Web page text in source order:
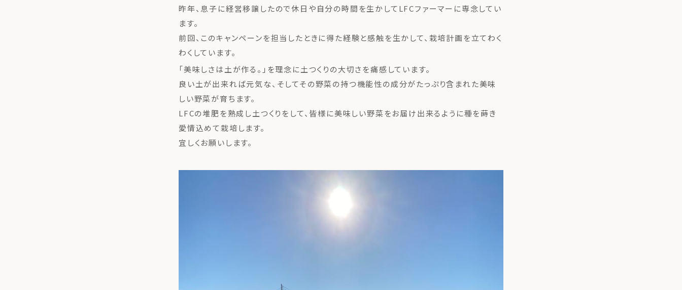
昨年、息子に経営移譲したので休日や自分の時間を生かしてLFCファーマーに専念してい
ます。
前回、このキャンペーンを担当したときに得た経験と感触を生かして、栽培計画を立てわく
わくしています。
「美味しさは土が作る。」を理念に土つくりの大切さを痛感しています。
良い土が出来れば元気な、そしてその野菜の持つ機能性の成分がたっぷり含まれた美味
しい野菜が育ちます。
LFCの堆肥を熟成し土つくりをして、皆様に美味しい野菜をお届け出来るように種を蒔き
愛情込めて栽培します。
宜しくお願いします。